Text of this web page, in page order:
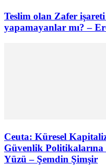
Teslim olan Zafer
yapamayanlar mı? –
Ceuta: Küresel
Güvenlik Politikalarına
Yüzü – Şemdin Şimşir